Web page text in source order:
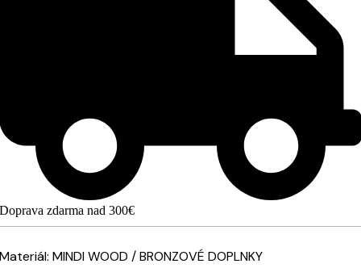
Doprava zdarma nad 300€
Materiál: MINDI WOOD / BRONZOVÉ DOPLNKY